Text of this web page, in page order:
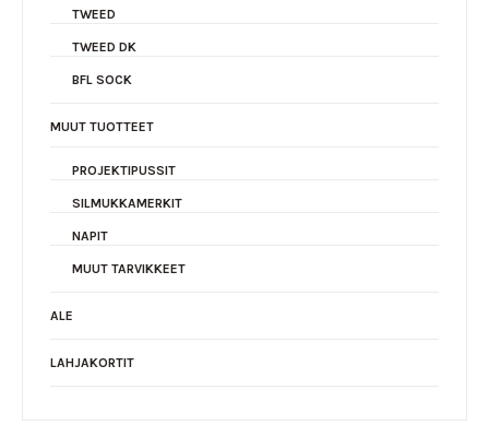
TWEED
TWEED DK
BFL SOCK
MUUT TUOTTEET
PROJEKTIPUSSIT
SILMUKKAMERKIT
NAPIT
MUUT TARVIKKEET
ALE
LAHJAKORTIT